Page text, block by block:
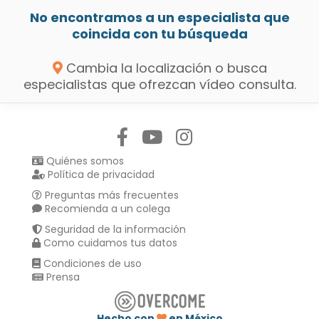
No encontramos a un especialista que
coincida con tu búsqueda
Cambia la localización o busca
especialistas que ofrezcan vídeo consulta.
Quiénes somos
Política de privacidad
Preguntas más frecuentes
Recomienda a un colega
Seguridad de la información
Como cuidamos tus datos
Condiciones de uso
Prensa